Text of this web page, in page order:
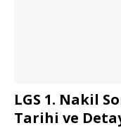
LGS 1. Nakil
Tarihi ve